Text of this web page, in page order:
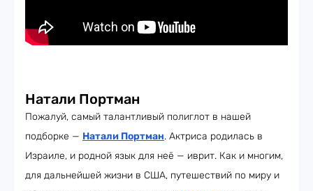
Натали Портман
Пожалуй, самый талантливый полиглот в нашей
подборке — Натали Портман. Актриса родилась в
Израиле, и родной язык для неё — иврит. Как и многим,
для дальнейшей жизни в США, путешествий по миру и